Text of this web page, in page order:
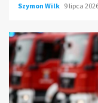
Szymon Wilk 9 lipca